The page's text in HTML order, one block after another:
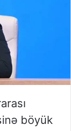
böyük